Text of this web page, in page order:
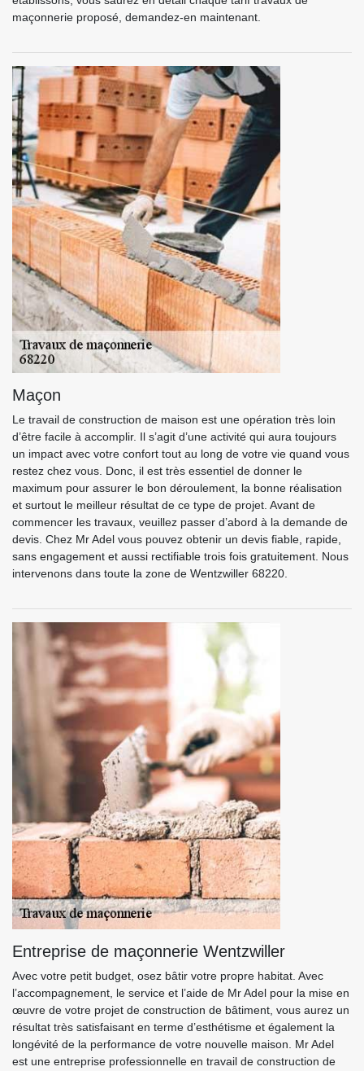
maçonnerie proposé, demandez-en maintenant.
Maçon
Le travail de construction de maison est une opération très loin
d’être facile à accomplir. Il s’agit d’une activité qui aura toujours
un impact avec votre confort tout au long de votre vie quand vous
restez chez vous. Donc, il est très essentiel de donner le
maximum pour assurer le bon déroulement, la bonne réalisation
et surtout le meilleur résultat de ce type de projet. Avant de
commencer les travaux, veuillez passer d’abord à la demande de
devis. Chez Mr Adel vous pouvez obtenir un devis fiable, rapide,
sans engagement et aussi rectifiable trois fois gratuitement. Nous
intervenons dans toute la zone de Wentzwiller 68220.
Entreprise de maçonnerie Wentzwiller
Avec votre petit budget, osez bâtir votre propre habitat. Avec
l’accompagnement, le service et l’aide de Mr Adel pour la mise en
œuvre de votre projet de construction de bâtiment, vous aurez un
résultat très satisfaisant en terme d’esthétisme et également la
longévité de la performance de votre nouvelle maison. Mr Adel
est une entreprise professionnelle en travail de construction de